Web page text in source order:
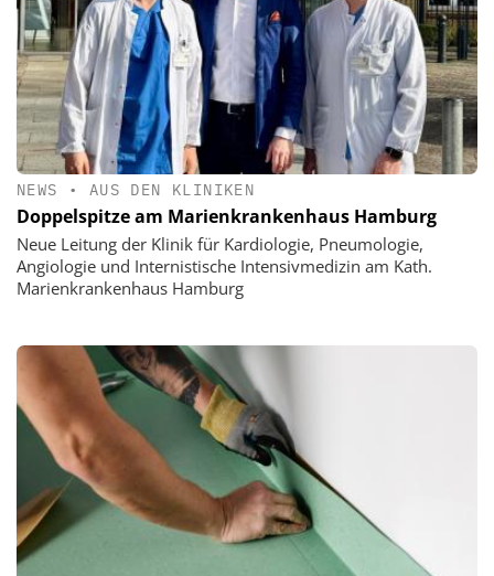
NEWS • AUS DEN KLINIKEN
Doppelspitze am Marienkrankenhaus Hamburg
Neue Leitung der Klinik für Kardiologie, Pneumologie,
Angiologie und Internistische Intensivmedizin am Kath.
Marienkrankenhaus Hamburg